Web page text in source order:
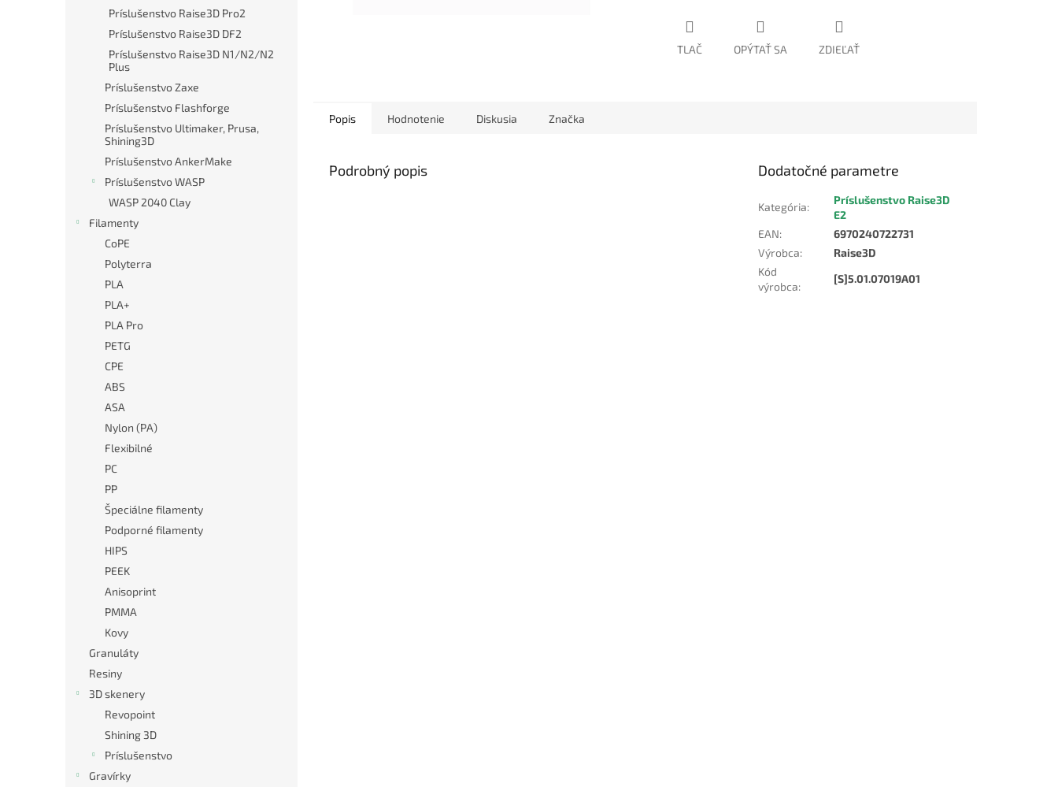
Príslušenstvo Raise3D Pro2
Príslušenstvo Raise3D DF2
Príslušenstvo Raise3D N1/N2/N2
Plus
Príslušenstvo Zaxe
Príslušenstvo Flashforge
Príslušenstvo Ultimaker, Prusa,
Shining3D
Príslušenstvo AnkerMake
Príslušenstvo WASP
WASP 2040 Clay
Filamenty
CoPE
Polyterra
PLA
PLA+
PLA Pro
PETG
CPE
ABS
ASA
Nylon (PA)
Flexibilné
PC
PP
Špeciálne filamenty
Podporné filamenty
HIPS
PEEK
Anisoprint
PMMA
Kovy
Granuláty
Resiny
3D skenery
Revopoint
Shining 3D
Príslušenstvo
Gravírky
TLAČ OPÝTAŤ SA ZDIEĽAŤ
Popis Hodnotenie Diskusia Značka
Podrobný popis Dodatočné parametre
Kategória:
Príslušenstvo Raise3D
E2
EAN:
6970240722731
Výrobca:
Raise3D
Kód
výrobca:
[S]5.01.07019A01